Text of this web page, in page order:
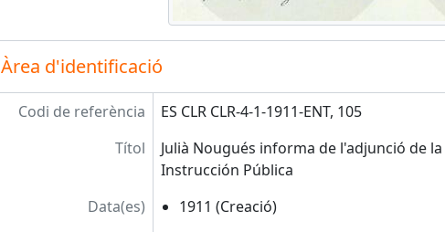
Àrea d'identificació
Codi de referència
ES CLR CLR-4-1-1911-ENT, 105
Títol
Julià Nougués informa de l'adjunció de
Instrucción Pública
Data(es)
1911 (Creació)